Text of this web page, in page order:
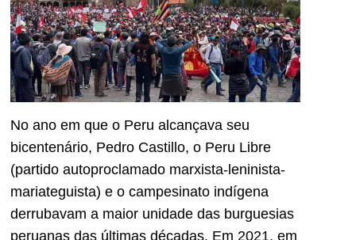
No ano em que o Peru alcançava seu
bicentenário, Pedro Castillo, o Peru Libre
(partido autoproclamado marxista-leninista-
mariateguista) e o campesinato indígena
derrubavam a maior unidade das burguesias
peruanas das últimas décadas. Em 2021, em